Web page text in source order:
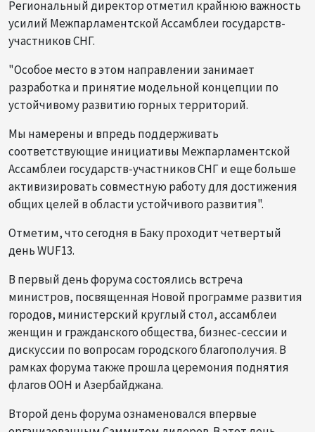
Региональный директор отметил крайнюю важность
усилий Межпарламентской Ассамблеи государств-
участников СНГ.
"Особое место в этом направлении занимает
разработка и принятие модельной концепции по
устойчивому развитию горных территорий.
Мы намерены и впредь поддерживать
соответствующие инициативы Межпарламентской
Ассамблеи государств-участников СНГ и еще больше
активизировать совместную работу для достижения
общих целей в области устойчивого развития".
Отметим, что сегодня в Баку проходит четвертый
день WUF13.
В первый день форума состоялись встреча
министров, посвященная Новой программе развития
городов, министерский круглый стол, ассамблеи
женщин и гражданского общества, бизнес-сессии и
дискуссии по вопросам городского благополучия. В
рамках форума также прошла церемония поднятия
флагов ООН и Азербайджана.
Второй день форума ознаменовался впервые